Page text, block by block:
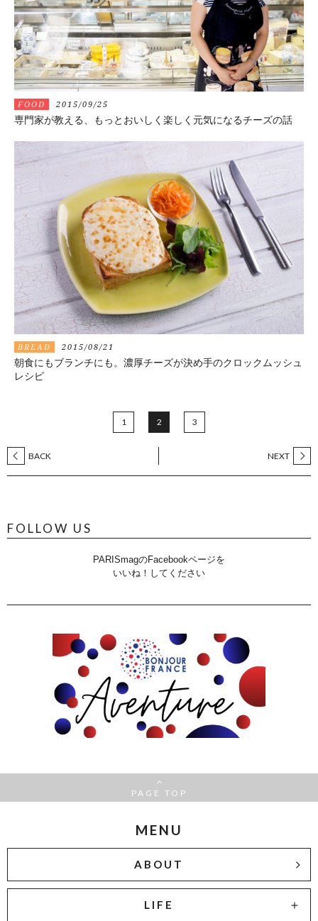
FOOD 2015/09/25
専門家が教える、もっとおいしく楽しく元気になるチーズの話
BREAD 2015/08/21
朝食にもブランチにも。濃厚チーズが決め手のクロックムッシュ
レシピ
BACK
1 2 3
NEXT
FOLLOW US
PARISmagのFacebookページを
いいね！してください
PAGE TOP
MENU
ABOUT
LIFE